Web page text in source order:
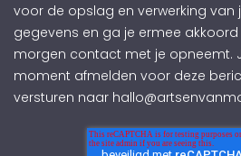
voor de opslag en verwerking van
gegevens en ga je ermee
morgen contact met je opneemt.
moment afmelden voor deze
versturen naar